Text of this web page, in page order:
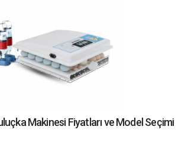
Makinesi Fiyatları ve Model Seçimi